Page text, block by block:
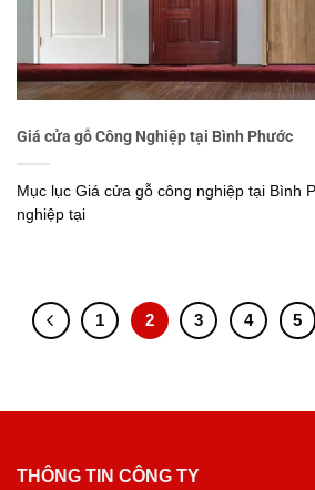
Giá cửa gỗ Công Nghiệp tại Bình Phước
Mục lục Giá cửa gỗ công nghiệp tại Bình
nghiệp tại
1 2 3 4 5
THÔNG TIN CÔNG TY